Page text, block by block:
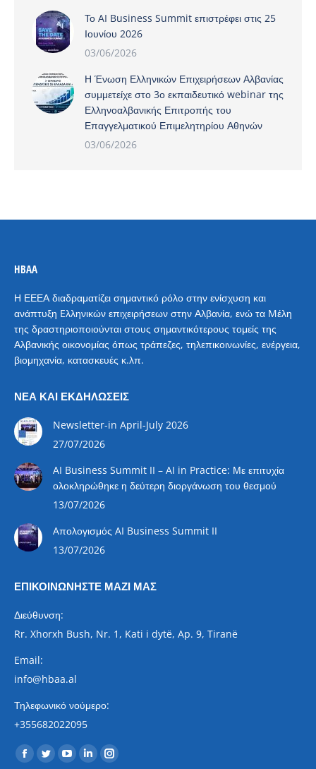
Το AI Business Summit επιστρέφει στις 25
Ιουνίου 2026
03/06/2026
Η Ένωση Ελληνικών Επιχειρήσεων Αλβανίας
συμμετείχε στο 3ο εκπαιδευτικό webinar της
Ελληνοαλβανικής Επιτροπής του
Επαγγελματικού Επιμελητηρίου Αθηνών
03/06/2026
HBAA
Η ΕΕΕΑ διαδραματίζει σημαντικό ρόλο στην ενίσχυση και
ανάπτυξη Eλληνικών επιχειρήσεων στην Αλβανία, ενώ τα Mέλη
της δραστηριοποιούνται στους σημαντικότερους τομείς της
Αλβανικής οικονομίας όπως τράπεζες, τηλεπικοινωνίες, ενέργεια,
βιομηχανία, κατασκευές κ.λπ.
ΝΈΑ ΚΑΙ ΕΚΔΗΛΏΣΕΙΣ
Newsletter-in April-July 2026
27/07/2026
AI Business Summit II – AI in Practice: Με επιτυχία
ολοκληρώθηκε η δεύτερη διοργάνωση του θεσμού
13/07/2026
Aπολογισμός AI Business Summit II
13/07/2026
ΕΠΙΚΟΙΝΩΝΉΣΤΕ ΜΑΖΊ ΜΑΣ
Διεύθυνση:
Rr. Xhorxh Bush, Nr. 1, Kati i dytë, Ap. 9, Tiranë
Email:
info@hbaa.al
Τηλεφωνικό νούμερο:
+355682022095
Find us on:
Facebook
TwitterYouTube
LinkedinInstagram